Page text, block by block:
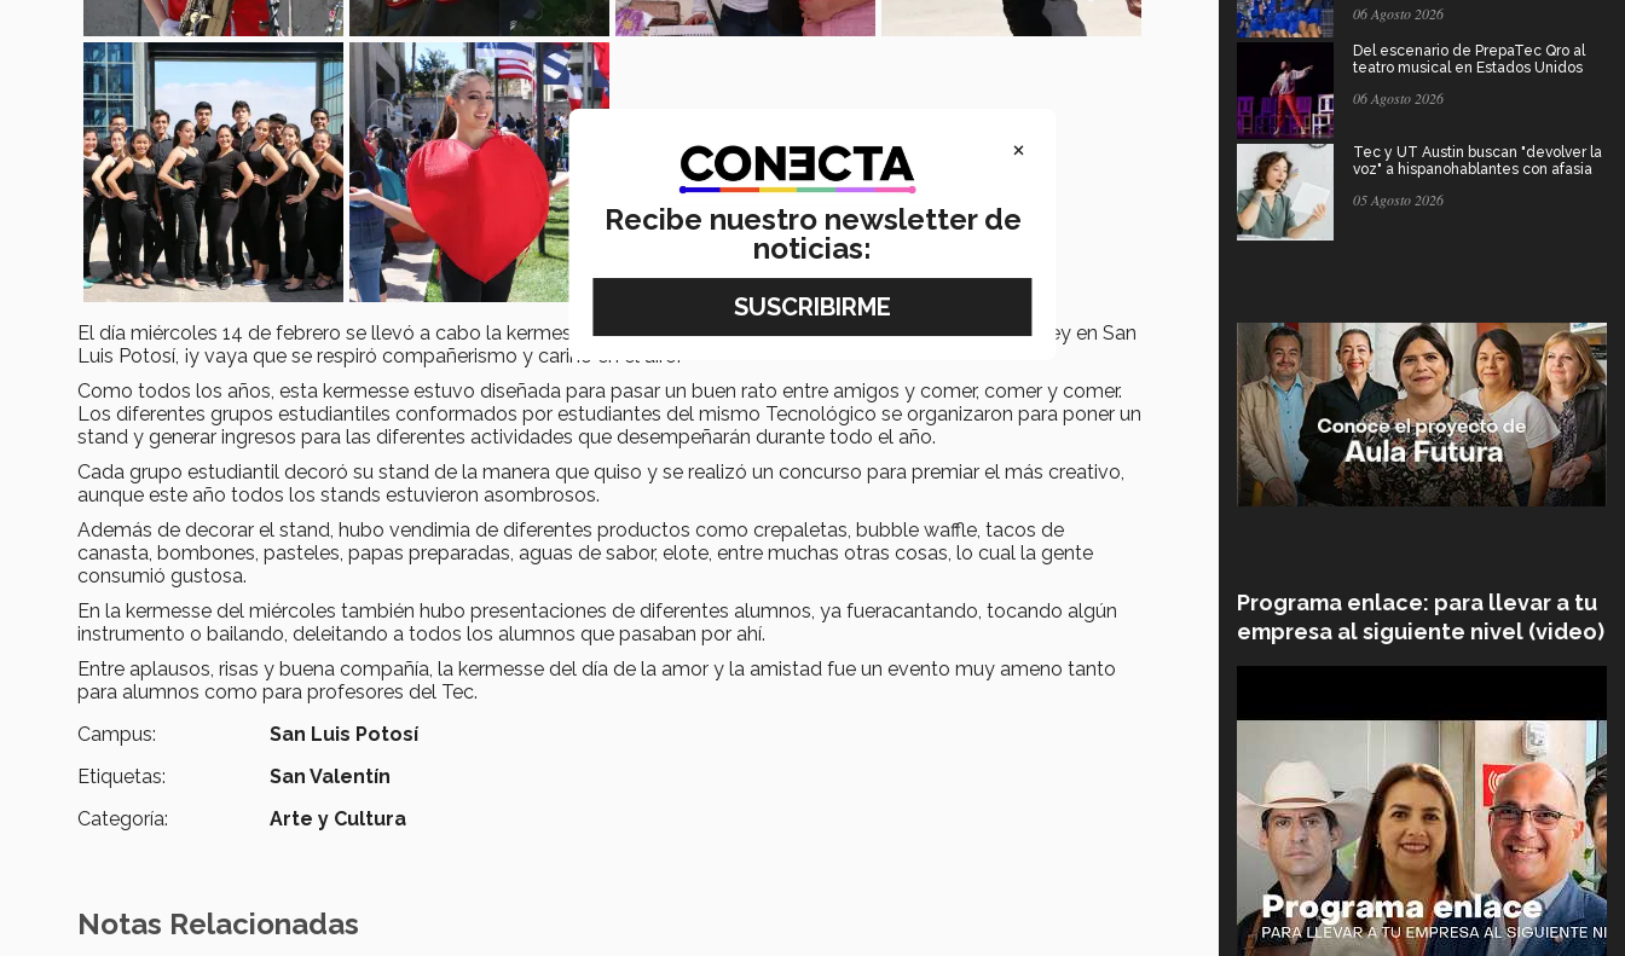
El día miércoles 14 de febrero se llevó a cabo la kermesse del Día del Amor y la Amistad en el Tec de Monterrey en San
Luis Potosí, ¡y vaya que se respiró compañerismo y cariño en el aire!
Como todos los años, esta kermesse estuvo diseñada para pasar un buen rato entre amigos y comer, comer y comer.
Los diferentes grupos estudiantiles conformados por estudiantes del mismo Tecnológico se organizaron para poner un
stand y generar ingresos para las diferentes actividades que desempeñarán durante todo el año.
Cada grupo estudiantil decoró su stand de la manera que quiso y se realizó un concurso para premiar el más creativo,
aunque este año todos los stands estuvieron asombrosos.
Además de decorar el stand, hubo vendimia de diferentes productos como crepaletas, bubble waffle, tacos de
canasta, bombones, pasteles, papas preparadas, aguas de sabor, elote, entre muchas otras cosas, lo cual la gente
consumió gustosa.
En la kermesse del miércoles también hubo presentaciones de diferentes alumnos, ya fueracantando, tocando algún
instrumento o bailando, deleitando a todos los alumnos que pasaban por ahí.
Entre aplausos, risas y buena compañía, la kermesse del día de la amor y la amistad fue un evento muy ameno tanto
para alumnos como para profesores del Tec.
Campus:
San Luis Potosí
Etiquetas:
San Valentín
Categoría:
Arte y Cultura
Notas Relacionadas
06 Agosto 2026
Del escenario de PrepaTec Qro al
teatro musical en Estados Unidos
06 Agosto 2026
Tec y UT Austin buscan "devolver la
voz" a hispanohablantes con afasia
05 Agosto 2026
Programa enlace: para llevar a tu
empresa al siguiente nivel (video)
×
Recibe nuestro newsletter de
noticias: